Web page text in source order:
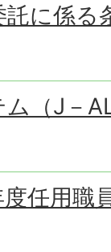
に係る
（J－
度任用